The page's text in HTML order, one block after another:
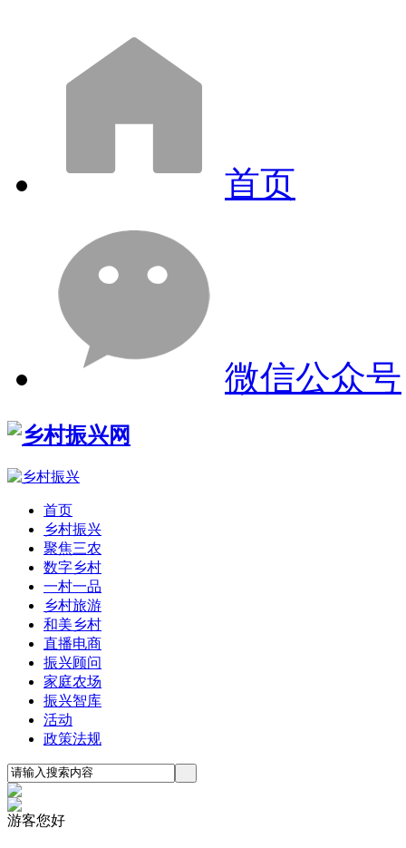
首页
微信公众号
首页
乡村振兴
聚焦三农
数字乡村
一村一品
乡村旅游
和美乡村
直播电商
振兴顾问
家庭农场
振兴智库
活动
政策法规
游客您好